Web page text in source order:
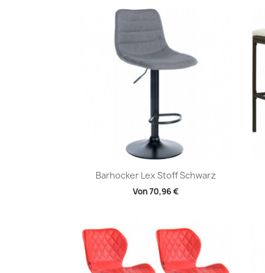
Barhocker Lex Stoff Schwarz
Von70,96 €
Vorschau